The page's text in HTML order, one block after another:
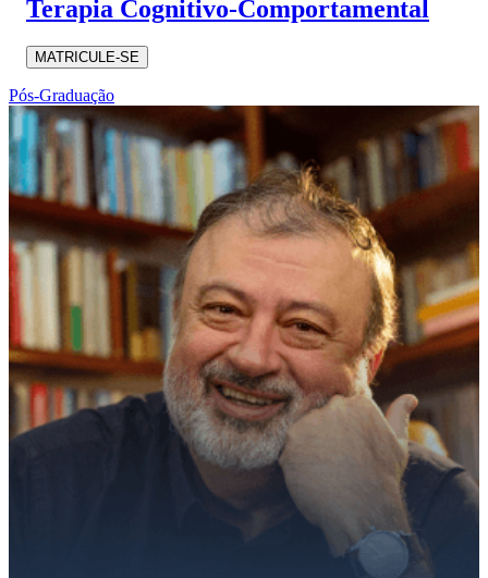
Terapia Cognitivo-Comportamental
MATRICULE-SE
Pós-Graduação